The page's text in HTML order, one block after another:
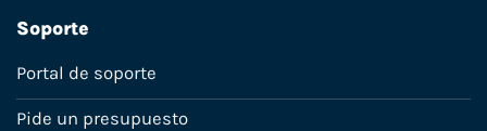
Soporte
Portal de soporte
Pide un presupuesto